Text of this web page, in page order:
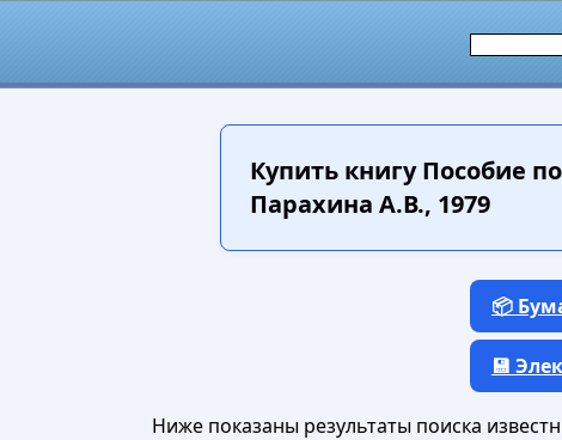
Купить книгуПособие по
Парахина А.В., 1979
📦
💾
Ниже показаны результаты поиска